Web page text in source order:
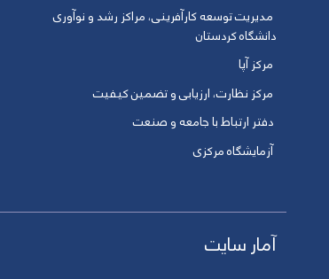
مدیریت توسعه کارآفرینی، مراکز رشد و نوآوری
دانشگاه کردستان
مرکز آپا
مرکز نظارت، ارزیابی و تضمین کیفیت
دفتر ارتباط با جامعه و صنعت
آزمایشگاه مرکزی
آمار سایت